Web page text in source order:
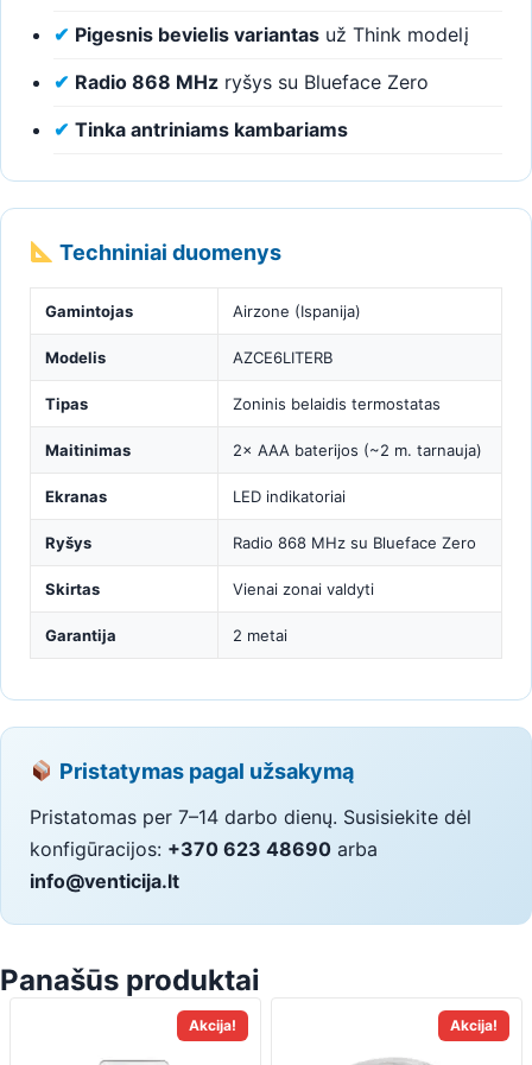
✔ Pigesnis bevielis variantas už Think modelį
✔ Radio 868 MHz ryšys su Blueface Zero
✔ Tinka antriniams kambariams
Techniniai duomenys
Gamintojas Airzone (Ispanija)
Modelis AZCE6LITERB
Tipas Zoninis belaidis termostatas
Maitinimas 2× AAA baterijos (~2 m. tarnauja)
Ekranas LED indikatoriai
Ryšys Radio 868 MHz su Blueface Zero
Skirtas Vienai zonai valdyti
Garantija 2 metai
Pristatymas pagal užsakymą
Pristatomas per 7–14 darbo dienų. Susisiekite dėl
konfigūracijos: +370 623 48690 arba
info@venticija.lt
Panašūs produktai
Akcija! Akcija!